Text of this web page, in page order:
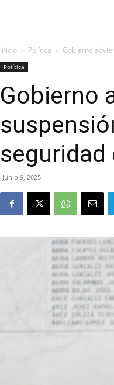
Inicio Política Gobierno
Política
Gobierno
seguridad
Junio 9, 2025